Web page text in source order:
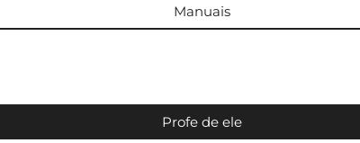
Manuais
Profe de ele